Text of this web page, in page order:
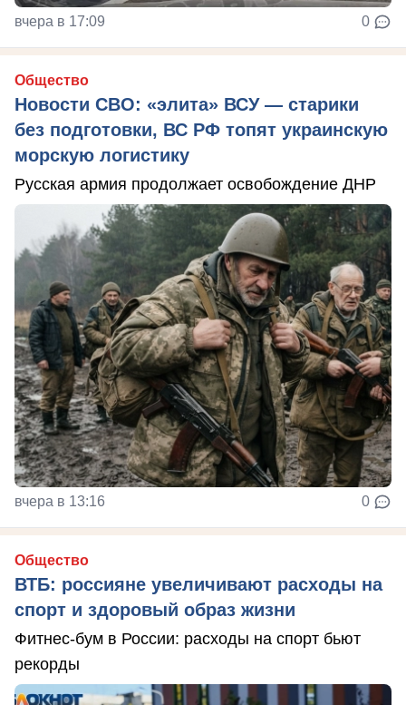
вчера в 17:09 0
Общество
Новости СВО: «элита» ВСУ — старики
без подготовки, ВС РФ топят украинскую
морскую логистику
Русская армия продолжает освобождение ДНР
вчера в 13:16 0
Общество
ВТБ: россияне увеличивают расходы на
спорт и здоровый образ жизни
Фитнес-бум в России: расходы на спорт бьют
рекорды